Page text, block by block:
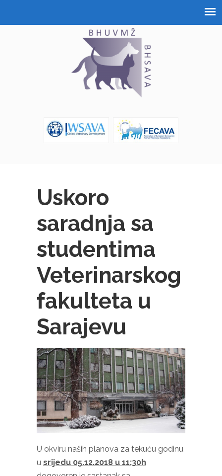
Uskoro
saradnja sa
studentima
Veterinarskog
fakulteta u
Sarajevu
U okviru naših planova za tekuću godinu
u srijedu 05.12.2018 u 11:30h